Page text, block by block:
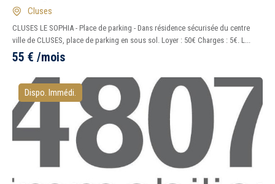
3
5 km 10 km 15 km 20 km
Immédiatement
Cluses
CLUSES LE SOPHIA - Place de parking - Dans résidence sécurisée du centre
ville de CLUSES, place de parking en sous sol. Loyer : 50€ Charges : 5€. L...
55 € /mois
Dispo. Immédi.